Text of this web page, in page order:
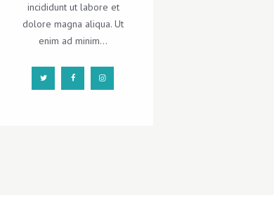
incididunt ut labore et
dolore magna aliqua. Ut
enim ad minim...